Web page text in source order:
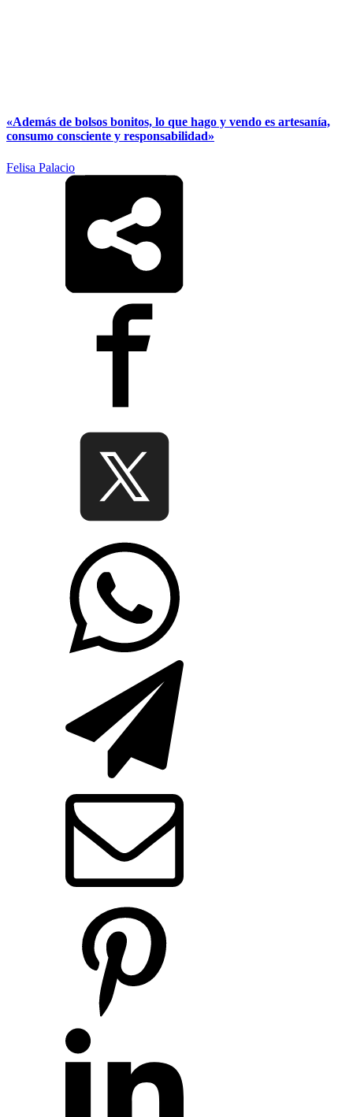
«Además de bolsos bonitos, lo que hago y vendo es artesanía,
consumo consciente y responsabilidad»
Felisa Palacio